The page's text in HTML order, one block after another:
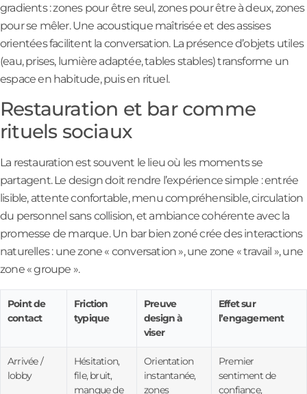
gradients : zones pour être seul, zones pour être à deux, zones
pour se mêler. Une acoustique maîtrisée et des assises
orientées facilitent la conversation. La présence d’objets utiles
(eau, prises, lumière adaptée, tables stables) transforme un
espace en habitude, puis en rituel.
Restauration et bar comme
rituels sociaux
La restauration est souvent le lieu où les moments se
partagent. Le design doit rendre l’expérience simple : entrée
lisible, attente confortable, menu compréhensible, circulation
du personnel sans collision, et ambiance cohérente avec la
promesse de marque. Un bar bien zoné crée des interactions
naturelles : une zone « conversation », une zone « travail », une
zone « groupe ».
Point de
contact
Friction
typique
Preuve
design à
viser
Effet sur
l’engagement
Arrivée /
lobby
Hésitation,
file, bruit,
manque de
Orientation
instantanée,
zones
Premier
sentiment de
confiance,